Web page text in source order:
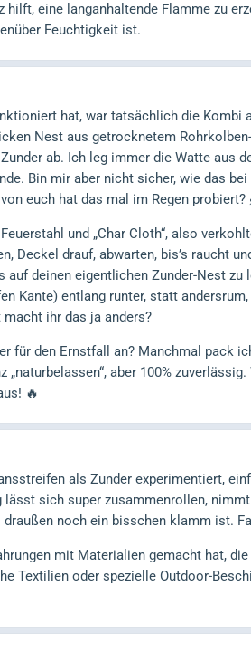
hilft, eine langanhaltende Flamme zu
Feuchtigkeit ist.
hat, war tatsächlich die Kombi
Nest aus getrocknetem
ab. Ich leg immer die Watte aus
Bin mir aber nicht sicher, wie das
euch hat das mal im Regen
und „Char Cloth“, also
Deckel drauf, abwarten, bis’s raucht
auf deinen eigentlichen Zunder-Nest
Kante) entlang runter, statt
ihr das ja anders?
für den Ernstfall an? Manchmal pack
aber 100%
🔥
als Zunder experimentiert,
lässt sich super zusammenrollen,
draußen noch ein bisschen klamm ist.
mit Materialien gemacht hat,
Textilien oder spezielle Outdoor-